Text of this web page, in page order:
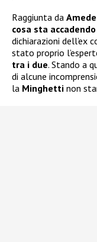
Raggiunta da
cosa sta
dichiarazioni dell’ex
stato proprio
tra i due. Stando a
di alcune
la Minghetti non